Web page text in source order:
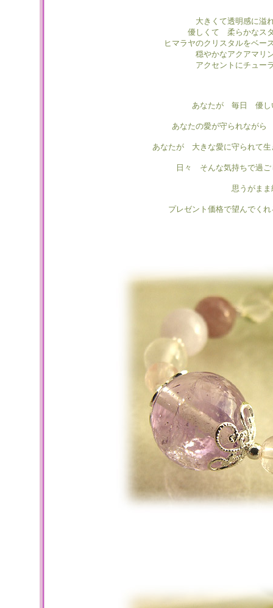
大きくて透明感に溢
優しくて 柔らかなス
ヒマラヤのクリスタルをベ
穏やかなアクアマリ
アクセントにチュー
あなたが 毎日 優し
あなたの愛が守られながら
あなたが 大きな愛に守られて生
日々 そんな気持ちで過
思うがま
プレゼント価格で望んでく